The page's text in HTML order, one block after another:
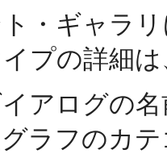
・ギャラ
プの詳細は
アログの
ラフのカ